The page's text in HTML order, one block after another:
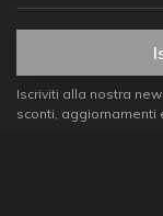
Iscriviti alla nostra
sconti, aggiornamenti